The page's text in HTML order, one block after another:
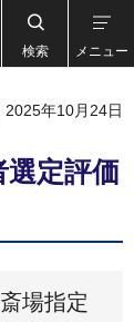
検索 メニュー
2025年10月24日
選定評価
場指定